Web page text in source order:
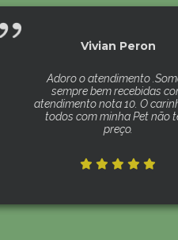
Vivian Peron
Adoro o atendimento
sempre bem recebidas
atendimento nota 10. O
todos com minha Pet não
preço.